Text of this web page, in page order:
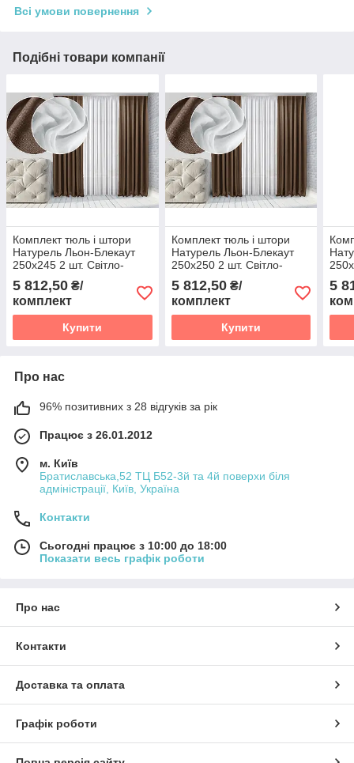
Всі умови повернення
Подібні товари компанії
Комплект тюль і штори
Натурель Льон-Блекаут
250х245 2 шт. Світло-
коричневі Тюль Льон Лайт
600х245 Білий
5 812,50 ₴/
комплект
Купити
Комплект тюль і штори
Натурель Льон-Блекаут
250х250 2 шт. Світло-
коричневі Тюль Льон Лайт
600х250 Білий
5 812,50₴/
комплект
Купити
5
Про нас
96% позитивних з 28 відгуків за рік
Працює з 26.01.2012
м. Київ
Братиславська,52 ТЦ Б52-3й та 4й поверхи біля
адміністрації, Київ, Україна
Контакти
Сьогодні працює з 10:00 до 18:00
Показати весь графік роботи
Про нас
Контакти
Доставка та оплата
Графік роботи